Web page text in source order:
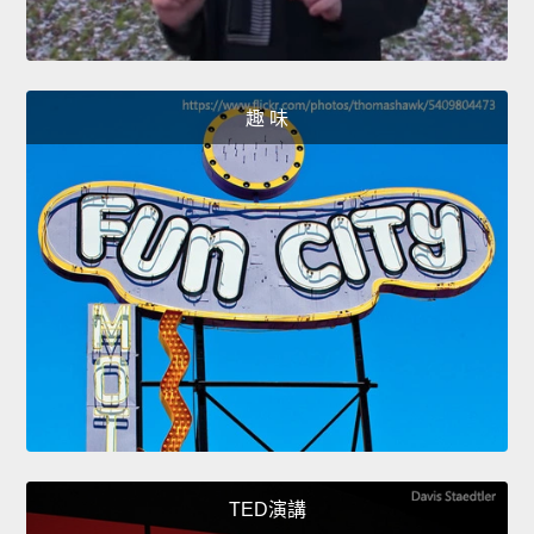
趣 味
TED演講